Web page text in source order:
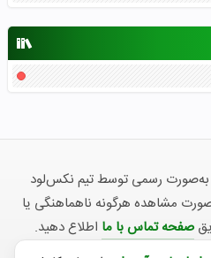
رسمی توسط تیم نکس‌لود
مشاهده هرگونه ناهماهنگی یا
صفحه تماس با ما اطلاع دهید.